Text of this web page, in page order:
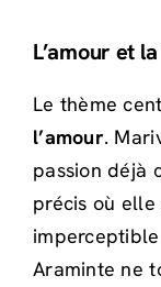
L’amour et
Le thème
l’amour.
passion déjà
précis où elle
imperceptible
Araminte ne